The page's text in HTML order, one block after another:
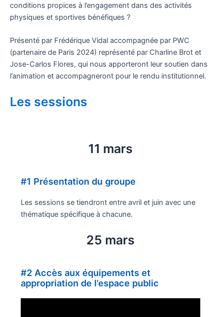
conditions propices à l’engagement dans des activités
physiques et sportives bénéfiques ?
Présenté par Frédérique Vidal accompagnée par PWC
(partenaire de Paris 2024) représenté par Charline Brot et
Jose-Carlos Flores, qui nous apporteront leur soutien dans
l’animation et accompagneront pour le rendu institutionnel.
Les sessions
11 mars
#1 Présentation du groupe
Les sessions se tiendront entre avril et juin avec une
thématique spécifique à chacune.
25 mars
#2 Accès aux équipements et
appropriation de l’espace public